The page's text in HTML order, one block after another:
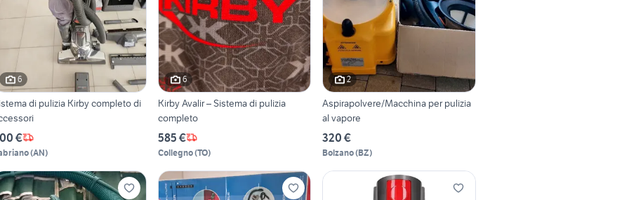
6
di pulizia Kirby completo di
€
(AN)
6
Kirby Avalir – Sistema di pulizia
completo
585 €
Collegno(TO)
2
Aspirapolvere/Macchina per pulizia
al vapore
320 €
Bolzano(BZ)